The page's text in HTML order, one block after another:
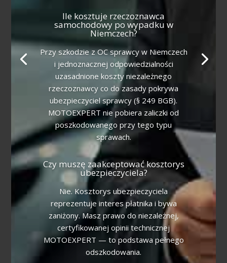
Ile kosztuje rzeczoznawca
samochodowy po wypadku w
Niemczech?
Przy szkodzie z OC sprawcy w Niemczech
i jednoznacznej odpowiedzialności
uzasadnione koszty niezależnego
rzeczoznawcy co do zasady pokrywa
ubezpieczyciel sprawcy (§ 249 BGB).
MOTOEXPERT nie pobiera zaliczki od
poszkodowanego przy tego typu
sprawach.
Czy muszę zaakceptować kosztorys
ubezpieczyciela?
Nie. Kosztorys ubezpieczyciela
reprezentuje interes płatnika i bywa
zaniżony. Masz prawo do niezależnej,
certyfikowanej opinii technicznej
MOTOEXPERT — to podstawa pełnego
odszkodowania.